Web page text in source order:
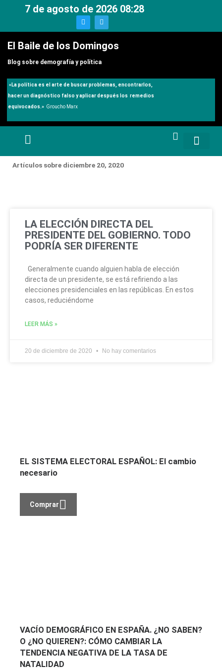
7 de agosto de 2026 08:28
T
w
i
t
r
T
e
l
g
r
a
m
El Baile de los Domingos
Blog sobre demografía y política
«La política es el arte de buscar problemas, encontrarlos,
hacer un diagnóstico falso y aplicar después los remedios
equivocados.» Groucho Marx
Artículos sobre diciembre 20, 2020
LA ELECCIÓN DIRECTA DEL
PRESIDENTE DEL GOBIERNO. TODO
PODRÍA SER DIFERENTE
Generalmente cuando alguien habla de elección
directa de un presidente, se está refiriendo a las
elecciones presidenciales en las repúblicas. En estos
casos, reduciéndome
LEER MÁS »
20 de diciembre de 2020 No hay comentarios
EL SISTEMA ELECTORAL ESPAÑOL: El cambio
necesario
Comprar
VACÍO DEMOGRÁFICO EN ESPAÑA. ¿NO SABEN?
O ¿NO QUIEREN?: CÓMO CAMBIAR LA
TENDENCIA NEGATIVA DE LA TASA DE
NATALIDAD